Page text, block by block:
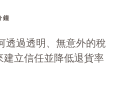
鐘
透過透明、無意外的稅
立信任並降低退貨率